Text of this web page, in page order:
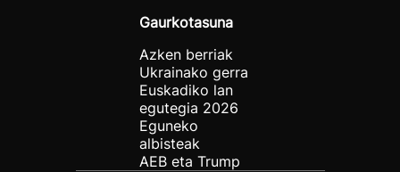
Gaurkotasuna
Azken berriak
Ukrainako gerra
Euskadiko lan
egutegia 2026
Eguneko
albisteak
AEB eta Trump